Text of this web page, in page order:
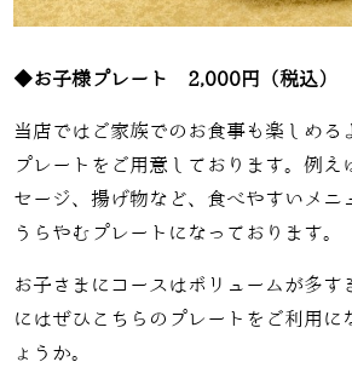
◆お子様プレート 2,000円（税込）
当店ではご家族でのお食事も楽しめる
プレートをご用意しております。例え
セージ、揚げ物など、食べやすいメニ
うらやむプレートになっております。
お子さまにコースはボリュームが多す
にはぜひこちらのプレートをご利用に
ょうか。